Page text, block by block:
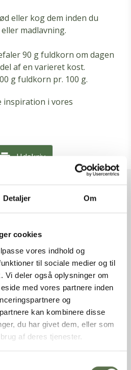
Detaljer Om
cookies
vores indhold og
til sociale medier og til
Vi deler også oplysninger om
med vores partnere inden
og
kan kombinere disse
du har givet dem, eller som
af deres tjenester.
eller kog dem inden du
madlavning.
90 g fuldkorn om dagen
af en varieret kost.
g fuldkorn pr. 100 g.
inspiration i vores
Udskriv
Knækkede hvedekerner
1 kg
Mel
Knækkede Hvedekerner
Valsemøllen
05701075048793
85701075048799
10 kg
10